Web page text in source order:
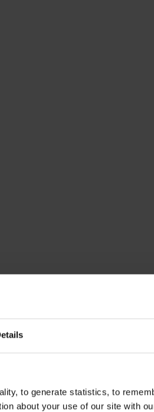
to generate statistics, to
about your use of our site with